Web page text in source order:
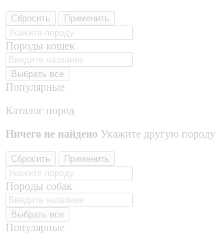
Сбросить Применить
Породы кошек
Выбрать все
Популярные
Каталог пород
Ничего не найдено Укажите другую породу
Сбросить Применить
Породы собак
Выбрать все
Популярные